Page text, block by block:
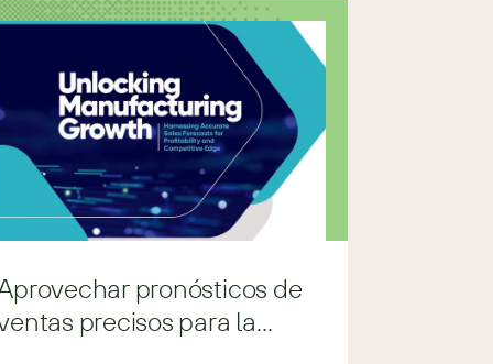
pronósticos de
precisos para la